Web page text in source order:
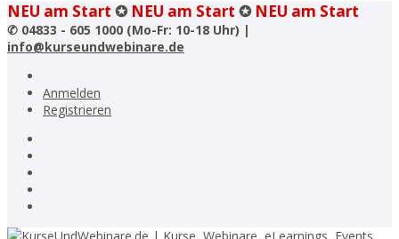
NEU am Start ✪ NEU am Start ✪ NEU am Start
✆ 04833 - 605 1000 (Mo-Fr: 10-18 Uhr) |
info@kurseundwebinare.de
Anmelden
Registrieren